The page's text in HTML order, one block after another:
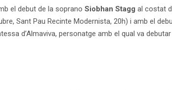
el debut de la soprano Siobhan Stagg al costat
Sant Pau Recinte Modernista, 20h) i amb el
d’Almaviva, personatge amb el qual va